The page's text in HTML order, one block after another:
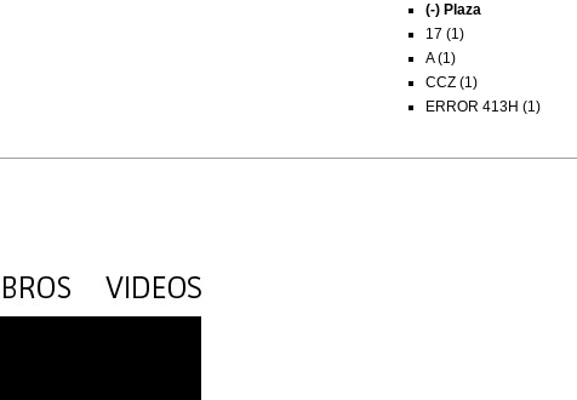
(-) Plaza
17 (1)
A (1)
CCZ (1)
ERROR 413H (1)